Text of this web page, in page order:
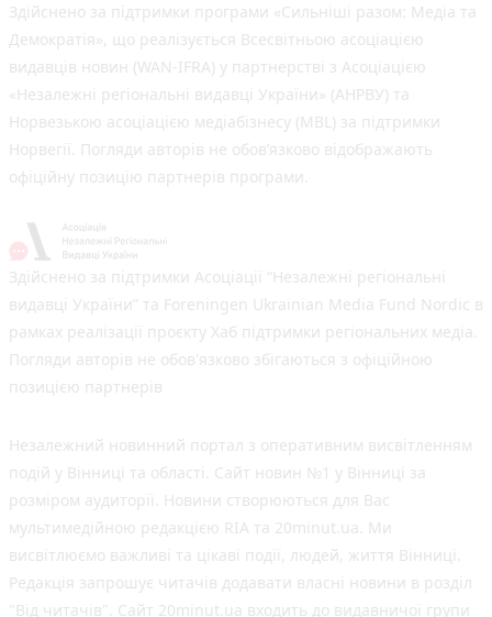
Здійснено за підтримки програми «Сильніші разом: Медіа та
Демократія», що реалізується Всесвітньою асоціацією
видавців новин (WAN-IFRA) у партнерстві з Асоціацією
«Незалежні регіональні видавці України» (АНРВУ) та
Норвезькою асоціацією медіабізнесу (MBL) за підтримки
Норвегії. Погляди авторів не обов’язково відображають
офіційну позицію партнерів програми.
Здійснено за підтримки Асоціації “Незалежні регіональні
видавці України” та Foreningen Ukrainian Media Fund Nordic в
рамках реалізації проєкту Хаб підтримки регіональних медіа.
Погляди авторів не обов'язково збігаються з офіційною
позицією партнерів
Незалежний новинний портал з оперативним висвітленням
подій у Вінниці та області. Сайт новин №1 у Вінниці за
розміром аудиторії. Новини створюються для Вас
мультимедійною редакцією RIA та 20minut.ua. Ми
висвітлюємо важливі та цікаві події, людей, життя Вінниці.
Редакція запрошує читачів додавати власні новини в розділ
"Від читачів". Сайт 20minut.ua входить до видавничої групи